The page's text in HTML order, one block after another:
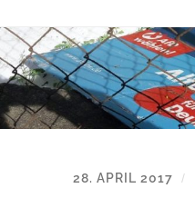
28. APRIL 2017 /